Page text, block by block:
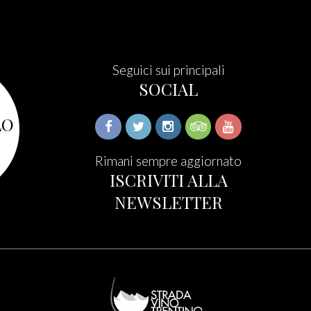
Seguici sui principali
SOCIAL
Rimani sempre aggiornato
ISCRIVITI ALLA
NEWSLETTER